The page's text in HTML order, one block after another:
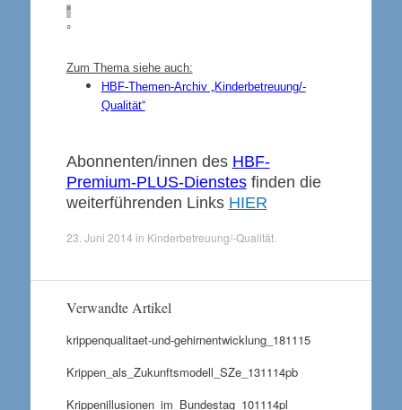
°
°
Zum Thema siehe auch:
HBF-Themen-Archiv „Kinderbetreuung/-
Qualität“
Abonnenten/innen des HBF-
Premium-PLUS-Dienstesfinden die
weiterführenden Links HIER
23. Juni 2014 in Kinderbetreuung/-Qualität.
Verwandte Artikel
krippenqualitaet-und-gehirnentwicklung_181115
Krippen_als_Zukunftsmodell_SZe_131114pb
Krippenillusionen_im_Bundestag_101114pl